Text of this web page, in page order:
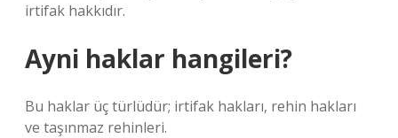
irtifak hakkıdır.
Ayni haklar hangileri?
Bu haklar üç türlüdür; irtifak hakları, rehin hakları
ve taşınmaz rehinleri.